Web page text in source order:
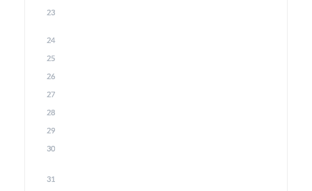
23
24
25
26
27
28
29
30
31